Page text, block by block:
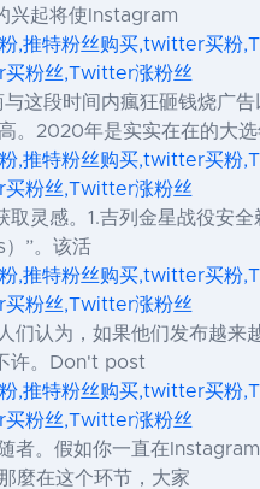
兴起将使Instagram
,推特粉丝购买,twitter买
粉丝,Twitter涨粉丝
这段时间内瘋狂砸钱烧广
。2020年是实实在在的大
,推特粉丝购买,twitter买
粉丝,Twitter涨粉丝
灵感。1.吉列金星战役安
”。该活
,推特粉丝购买,twitter买
粉丝,Twitter涨粉丝
认为，如果他们发布越来
许。Don't post
,推特粉丝购买,twitter买
粉丝,Twitter涨粉丝
。假如你一直在
麼在这个环节，大家